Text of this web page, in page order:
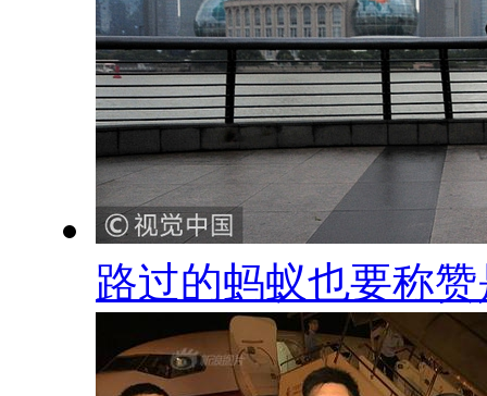
路过的蚂蚁也要称